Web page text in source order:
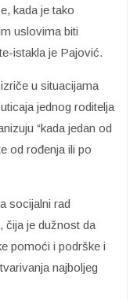
kada je tako
uslovima biti
istakla je Pajović.
u situacijama
jednog roditelja
“kada jedan od
od rođenja ili po
socijalni rad
čija je dužnost da
pomoći i podrške i
najboljeg